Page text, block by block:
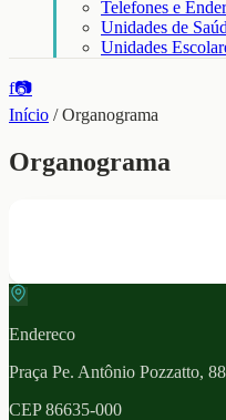
Telefones e
Unidades de
Unidades
f📷
Início /Organograma
Organograma
Endereco
Praça Pe. Antônio Pozzatto,
CEP86635-000